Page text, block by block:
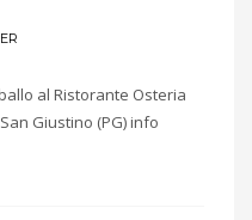
al Ristorante Osteria
San Giustino (PG) info